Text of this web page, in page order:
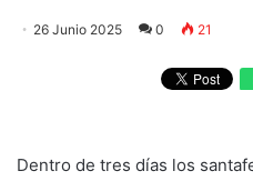
26 Junio 2025 0 21
Dentro de tres días los